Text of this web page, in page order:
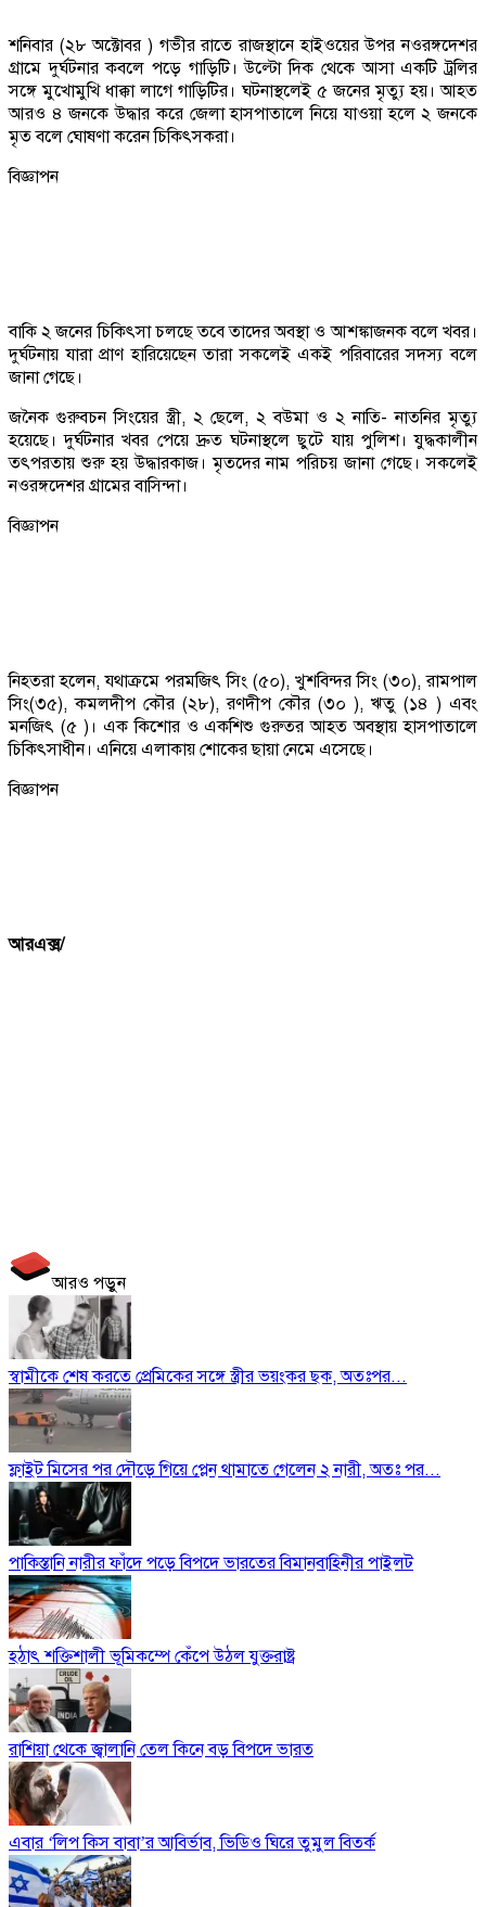
শনিবার (২৮ অক্টোবর ) গভীর রাতে রাজস্থানে হাইওয়ের উপর নওরঙ্গদেশর
গ্রামে দুর্ঘটনার কবলে পড়ে গাড়িটি। উল্টো দিক থেকে আসা একটি ট্রলির
সঙ্গে মুখোমুখি ধাক্কা লাগে গাড়িটির। ঘটনাস্থলেই ৫ জনের মৃত্যু হয়। আহত
আরও ৪ জনকে উদ্ধার করে জেলা হাসপাতালে নিয়ে যাওয়া হলে ২ জনকে
মৃত বলে ঘোষণা করেন চিকিৎসকরা।
বিজ্ঞাপন
বাকি ২ জনের চিকিৎসা চলছে তবে তাদের অবস্থা ও আশঙ্কাজনক বলে খবর।
দুর্ঘটনায় যারা প্রাণ হারিয়েছেন তারা সকলেই একই পরিবারের সদস্য বলে
জানা গেছে।
জনৈক গুরুবচন সিংয়ের স্ত্রী, ২ ছেলে, ২ বউমা ও ২ নাতি- নাতনির মৃত্যু
হয়েছে। দুর্ঘটনার খবর পেয়ে দ্রুত ঘটনাস্থলে ছুটে যায় পুলিশ। যুদ্ধকালীন
তৎপরতায় শুরু হয় উদ্ধারকাজ। মৃতদের নাম পরিচয় জানা গেছে। সকলেই
নওরঙ্গদেশর গ্রামের বাসিন্দা।
বিজ্ঞাপন
নিহতরা হলেন, যথাক্রমে পরমজিৎ সিং (৫০), খুশবিন্দর সিং (৩০), রামপাল
সিং(৩৫), কমলদীপ কৌর (২৮), রণদীপ কৌর (৩০ ), ঋতু (১৪ ) এবং
মনজিৎ (৫ )। এক কিশোর ও একশিশু গুরুতর আহত অবস্থায় হাসপাতালে
চিকিৎসাধীন। এনিয়ে এলাকায় শোকের ছায়া নেমে এসেছে।
বিজ্ঞাপন
আরএক্স/
আরও পড়ুন
স্বামীকে শেষ করতে প্রেমিকের সঙ্গে স্ত্রীর ভয়ংকর ছক, অতঃপর...
ফ্লাইট মিসের পর দৌড়ে গিয়ে প্লেন থামাতে গেলেন ২ নারী, অতঃ পর...
পাকিস্তানি নারীর ফাঁদে পড়ে বিপদে ভারতের বিমানবাহিনীর পাইলট
হঠাৎ শক্তিশালী ভূমিকম্পে কেঁপে উঠল যুক্তরাষ্ট্র
রাশিয়া থেকে জ্বালানি তেল কিনে বড় বিপদে ভারত
এবার ‘লিপ কিস বাবা’র আবির্ভাব, ভিডিও ঘিরে তুমুল বিতর্ক